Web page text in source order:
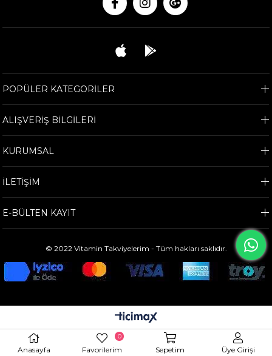
POPÜLER KATEGORİLER
ALIŞVERİŞ BİLGİLERİ
KURUMSAL
İLETİŞİM
E-BÜLTEN KAYIT
© 2022 Vitamin Takviyelerim - Tüm hakları saklıdır.
Anasayfa Favorilerim
0
Sepetim Üye Girişi